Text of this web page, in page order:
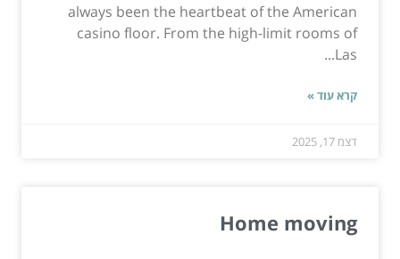
always been the heartbeat of the American
casino floor. From the high-limit rooms of
Las...
קרא עוד »
דצמ 17, 2025
Home moving